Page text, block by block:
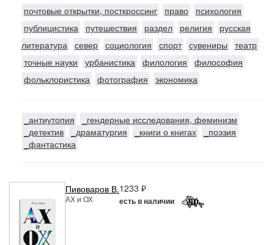
почтовые открытки, посткроссинг
право
психология
публицистика
путешествия раздел религия
русская
литература север социология спорт сувениры
театр
точные науки
урбанистика филология
философия
фольклористика фотография экономика
_антиутопия
_гендерные исследования, феминизм
_детектив
_драматургия _книги о книгах
_поэзия
_фантастика
Пивоваров В.
АХ и ОХ
1233 ₽
есть в наличии